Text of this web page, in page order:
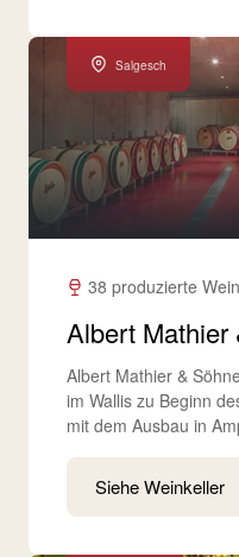
Salgesch
38 produzierte
Albert Mathier
Albert Mathier &
im Wallis zu Beginn
mit dem Ausbau in
Siehe Weinkeller